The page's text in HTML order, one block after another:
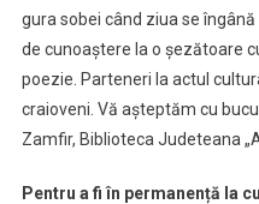
gura sobei când ziua se
de cunoaştere la o şezătoare
poezie. Parteneri la actul
craioveni. Vă aşteptăm cu
Zamfir, Biblioteca Judeteana
Pentru a fi în permanență la